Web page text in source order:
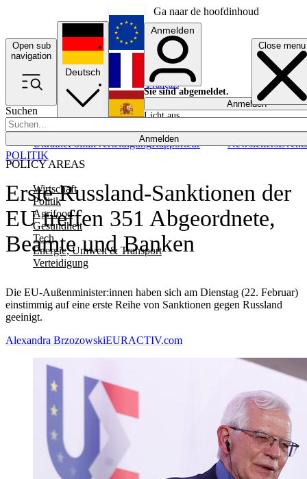
Ga naar de hoofdinhoud
Open sub
navigation
Close menu
Suchen
Anmelden
POLICY AREAS
Wirtschaft
Politik
Agrifood
Gesundheit
Tech
Energie, Umwelt & Transport
Verteidigung
UkrainePolitikVerteidigungRapporteur NewslettersEvents
Deutsch
English
Français
Anmelden
Sie sind abgemeldet.
Anmelden
Licht aus
Erste Russland-Sanktionen der
EU treffen 351 Abgeordnete,
Beamte und Banken
Die EU-Außenminister:innen haben sich am Dienstag (22. Februar)
einstimmig auf eine erste Reihe von Sanktionen gegen Russland
geeinigt.
POLITIK
Alexandra BrzozowskiEURACTIV.com